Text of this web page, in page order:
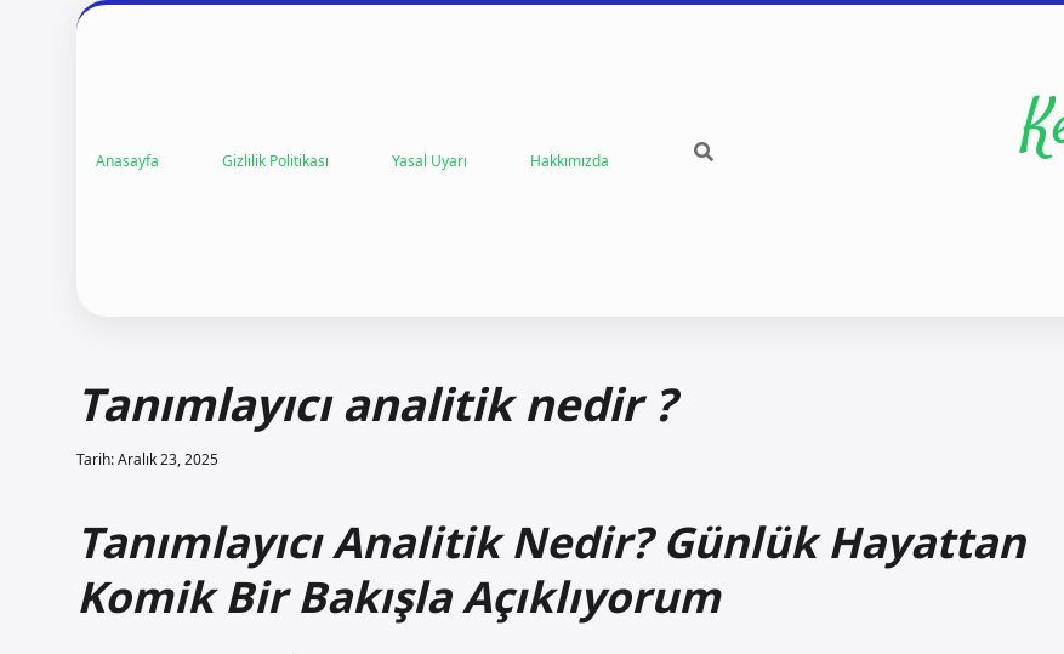
Anasayfa Gizlilik Politikası Yasal Uyarı Hakkımızda
Tanımlayıcı analitik nedir ?
Tarih: Aralık 23, 2025
Tanımlayıcı Analitik Nedir? Günlük Hayattan
Komik Bir Bakışla Açıklıyorum